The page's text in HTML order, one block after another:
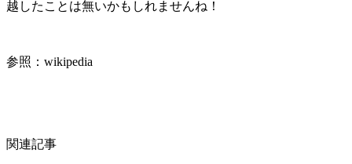
越したことは無いかもしれませんね！
参照：wikipedia
関連記事